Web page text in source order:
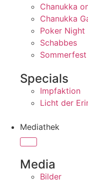
Chanukka
Chanukka
Poker Night
Schabbes
Sommerfest
Specials
Impfaktion
Licht der
Mediathek
Media
Bilder